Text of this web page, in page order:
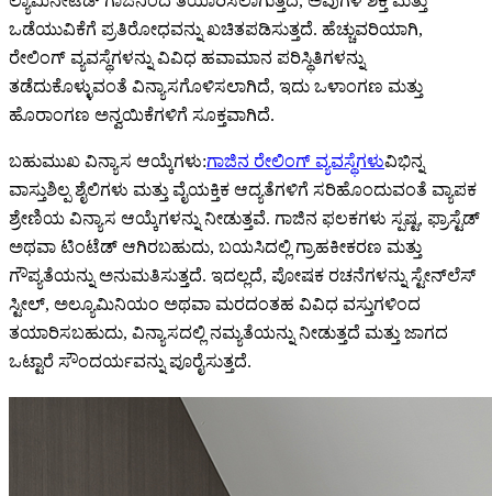
ಒಡೆಯುವಿಕೆಗೆ ಪ್ರತಿರೋಧವನ್ನು ಖಚಿತಪಡಿಸುತ್ತದೆ. ಹೆಚ್ಚುವರಿಯಾಗಿ,
ರೇಲಿಂಗ್ ವ್ಯವಸ್ಥೆಗಳನ್ನು ವಿವಿಧ ಹವಾಮಾನ ಪರಿಸ್ಥಿತಿಗಳನ್ನು
ತಡೆದುಕೊಳ್ಳುವಂತೆ ವಿನ್ಯಾಸಗೊಳಿಸಲಾಗಿದೆ, ಇದು ಒಳಾಂಗಣ ಮತ್ತು
ಹೊರಾಂಗಣ ಅನ್ವಯಿಕೆಗಳಿಗೆ ಸೂಕ್ತವಾಗಿದೆ.
ಬಹುಮುಖ ವಿನ್ಯಾಸ ಆಯ್ಕೆಗಳು:ಗಾಜಿನ ರೇಲಿಂಗ್ ವ್ಯವಸ್ಥೆಗಳುವಿಭಿನ್ನ
ವಾಸ್ತುಶಿಲ್ಪ ಶೈಲಿಗಳು ಮತ್ತು ವೈಯಕ್ತಿಕ ಆದ್ಯತೆಗಳಿಗೆ ಸರಿಹೊಂದುವಂತೆ ವ್ಯಾಪಕ
ಶ್ರೇಣಿಯ ವಿನ್ಯಾಸ ಆಯ್ಕೆಗಳನ್ನು ನೀಡುತ್ತವೆ. ಗಾಜಿನ ಫಲಕಗಳು ಸ್ಪಷ್ಟ, ಫ್ರಾಸ್ಟೆಡ್
ಅಥವಾ ಟಿಂಟೆಡ್ ಆಗಿರಬಹುದು, ಬಯಸಿದಲ್ಲಿ ಗ್ರಾಹಕೀಕರಣ ಮತ್ತು
ಗೌಪ್ಯತೆಯನ್ನು ಅನುಮತಿಸುತ್ತದೆ. ಇದಲ್ಲದೆ, ಪೋಷಕ ರಚನೆಗಳನ್ನು ಸ್ಟೇನ್‌ಲೆಸ್
ಸ್ಟೀಲ್, ಅಲ್ಯೂಮಿನಿಯಂ ಅಥವಾ ಮರದಂತಹ ವಿವಿಧ ವಸ್ತುಗಳಿಂದ
ತಯಾರಿಸಬಹುದು, ವಿನ್ಯಾಸದಲ್ಲಿ ನಮ್ಯತೆಯನ್ನು ನೀಡುತ್ತದೆ ಮತ್ತು ಜಾಗದ
ಒಟ್ಟಾರೆ ಸೌಂದರ್ಯವನ್ನು ಪೂರೈಸುತ್ತದೆ.